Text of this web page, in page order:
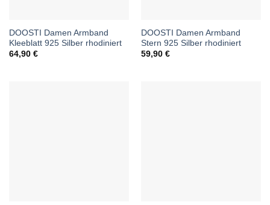
DOOSTI Damen Armband
Kleeblatt 925 Silber rhodiniert
64,90 €
DOOSTI Damen Armband
Stern 925 Silber rhodiniert
59,90 €